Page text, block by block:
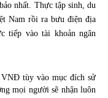
nhất. Thực tập sinh, du
Nam rồi ra bưu điện địa
tiếp vào tài khoản ngân
VNĐ tùy vào mục đích sử
mọi người sẽ nhận luôn